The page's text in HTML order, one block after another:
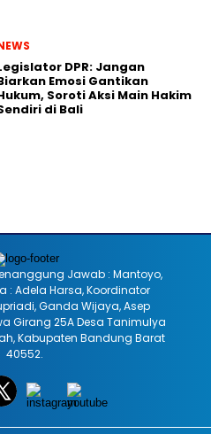
DPR: Jangan
Emosi Gantikan
Soroti Aksi Main Hakim
di Bali
Jawab : Mantoyo,
: Adela Harsa, Koordinator
Ganda Wijaya, Asep
Girang 25A Desa Tanimulya
Kabupaten Bandung Barat
40552.